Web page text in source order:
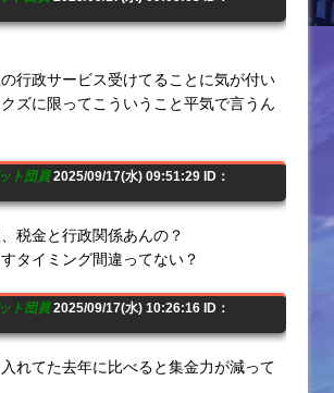
行政サービス受けてることに気が付い
ズに限ってこういうこと平気で言うん
ト団員2025/09/17(水) 09:51:29 ID：
税金と行政関係あんの？
タイミング間違ってない？
ト団員2025/09/17(水) 10:26:16 ID：
れてた去年に比べると集金力が減って